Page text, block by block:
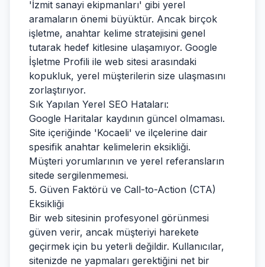
'İzmit sanayi ekipmanları' gibi yerel
aramaların önemi büyüktür. Ancak birçok
işletme, anahtar kelime stratejisini genel
tutarak hedef kitlesine ulaşamıyor. Google
İşletme Profili ile web sitesi arasındaki
kopukluk, yerel müşterilerin size ulaşmasını
zorlaştırıyor.
Sık Yapılan Yerel SEO Hataları:
Google Haritalar kaydının güncel olmaması.
Site içeriğinde 'Kocaeli' ve ilçelerine dair
spesifik anahtar kelimelerin eksikliği.
Müşteri yorumlarının ve yerel referansların
sitede sergilenmemesi.
5. Güven Faktörü ve Call-to-Action (CTA)
Eksikliği
Bir web sitesinin profesyonel görünmesi
güven verir, ancak müşteriyi harekete
geçirmek için bu yeterli değildir. Kullanıcılar,
sitenizde ne yapmaları gerektiğini net bir